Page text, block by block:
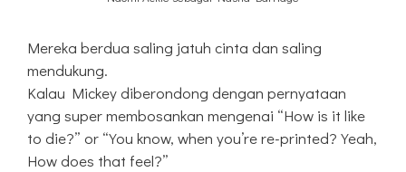
Mereka berdua saling jatuh cinta dan saling
mendukung.
Kalau Mickey diberondong dengan pernyataan
yang super membosankan mengenai “How is it like
to die?” or “You know, when you’re re-printed? Yeah,
How does that feel?”